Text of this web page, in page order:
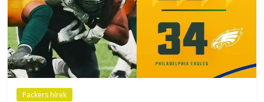
Packers hírek